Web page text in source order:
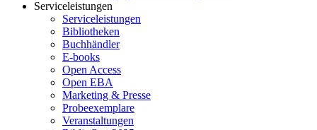
Serviceleistungen
Serviceleistungen
Bibliotheken
Buchhändler
E-books
Open Access
Open EBA
Marketing & Presse
Probeexemplare
Veranstaltungen